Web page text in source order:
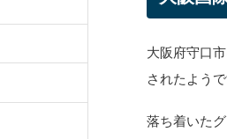
大阪府守口
されたようで
落ち着いた